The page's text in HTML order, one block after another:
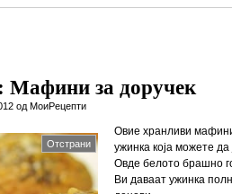
Мафини за доручек
од МоиРецепти
Отстрани
Овие хранливи
ужинка која можете
Овде белото брашно
Ви даваат ужинка